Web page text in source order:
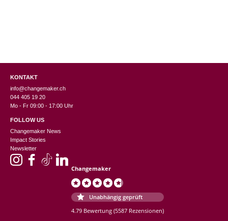
KONTAKT
info@changemaker.ch
044 405 19 20
Mo - Fr 09:00 - 17:00 Uhr
FOLLOW US
Changemaker News
Impact Stories
Newsletter
Changemaker
Unabhängig geprüft
4.79 Bewertung (5587 Rezensionen)